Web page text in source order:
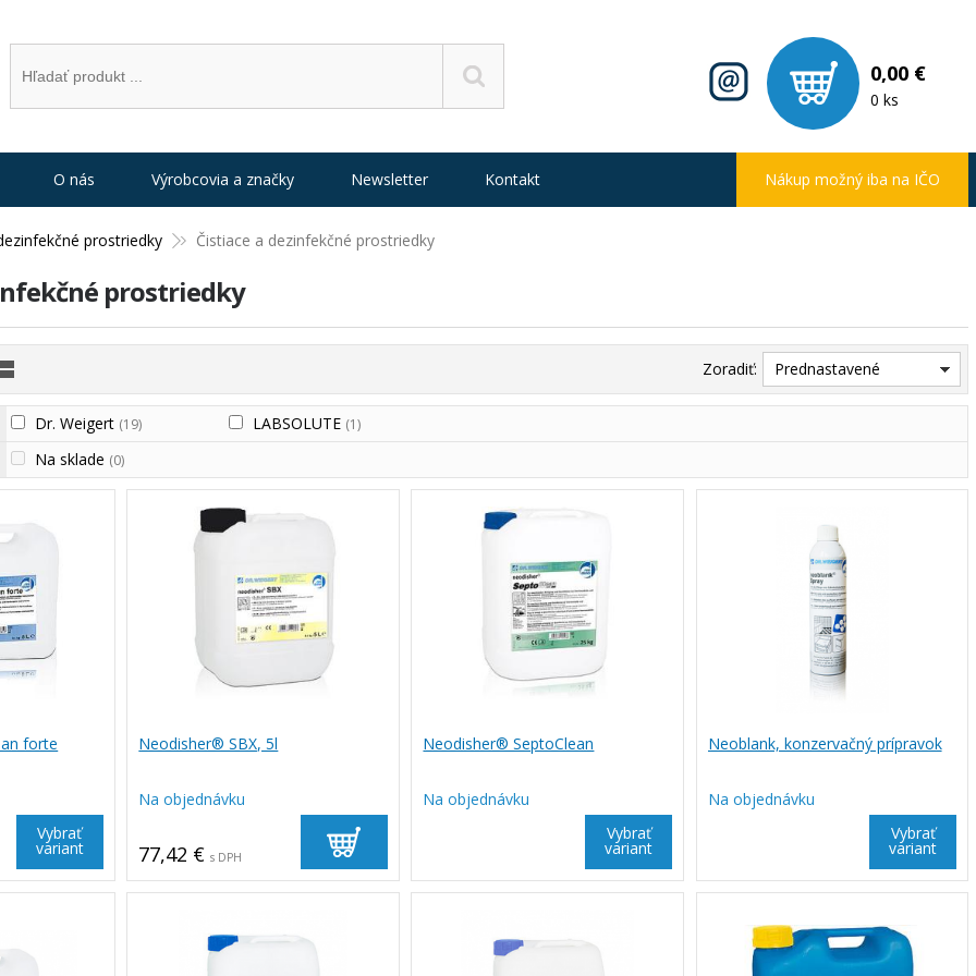
0,00 €
0 ks
prostriedky Čistiace a dezinfekčné prostriedky
prostriedky
Zoradiť: Prednastavené
Dr. Weigert (19) LABSOLUTE (1)
Na sklade (0)
forte
Vybrať
variant
Neodisher® SBX, 5l
Na objednávku
77,42 € s DPH
Neodisher® SeptoClean
Na objednávku
Vybrať
variant
Neoblank, konzervačný prípravok
Na objednávku
Vybrať
variant
O nás Výrobcovia a značky Newsletter Kontakt Nákup možný iba na IČO